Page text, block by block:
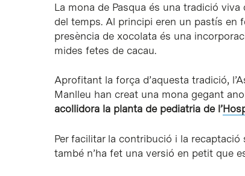
La mona de Pasqua és una tradició
del temps. Al principi eren un pastís en
presència de xocolata és una
mides fetes de cacau.
Aprofitant la força d’aquesta tradició,
Manlleu han creat una mona gegant
acollidora la planta de pediatria de l’
Per facilitar la contribució i la recaptació
també n’ha fet una versió en petit que